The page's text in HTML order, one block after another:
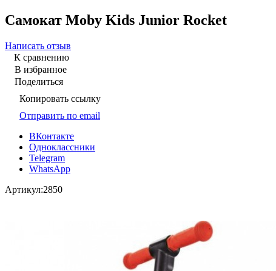
Самокат Moby Kids Junior Rocket
Написать отзыв
К сравнению
В избранное
Поделиться
Копировать ссылку
Отправить по email
ВКонтакте
Одноклассники
Telegram
WhatsApp
Артикул:2850